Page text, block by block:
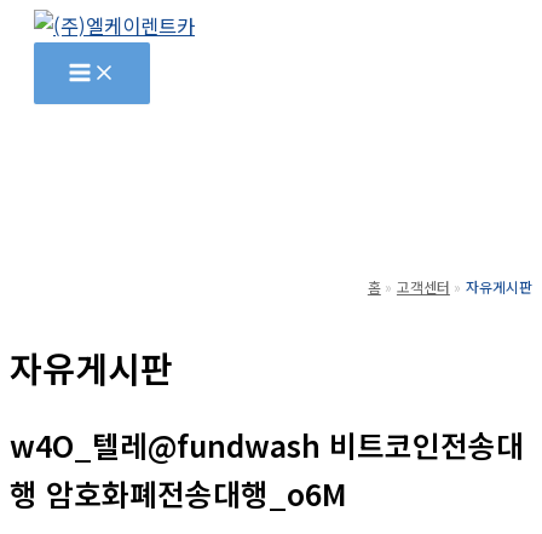
홈 고객센터 자유게시판
자유게시판
w4O_텔레@fundwash 비트코인전송대
행 암호화폐전송대행_o6M